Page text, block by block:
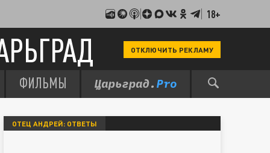
18+
ОТКЛЮЧИТЬ РЕКЛАМУ
ФИЛЬМЫ
ОТЕЦ АНДРЕЙ: ОТВЕТЫ